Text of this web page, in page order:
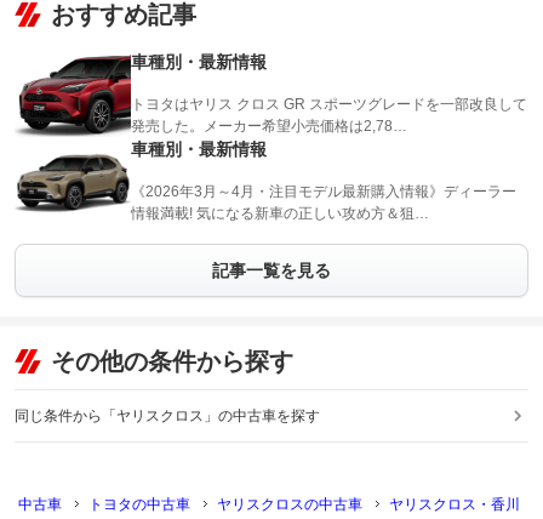
おすすめ記事
車種別・最新情報
トヨタはヤリス クロス GR スポーツグレードを一部改良して
発売した。メーカー希望小売価格は2,78…
車種別・最新情報
《2026年3月～4月・注目モデル最新購入情報》ディーラー
情報満載! 気になる新車の正しい攻め方＆狙…
記事一覧を見る
その他の条件から探す
同じ条件から「ヤリスクロス」の中古車を探す
中古車 トヨタの中古車 ヤリスクロスの中古車 ヤリスクロス・香川